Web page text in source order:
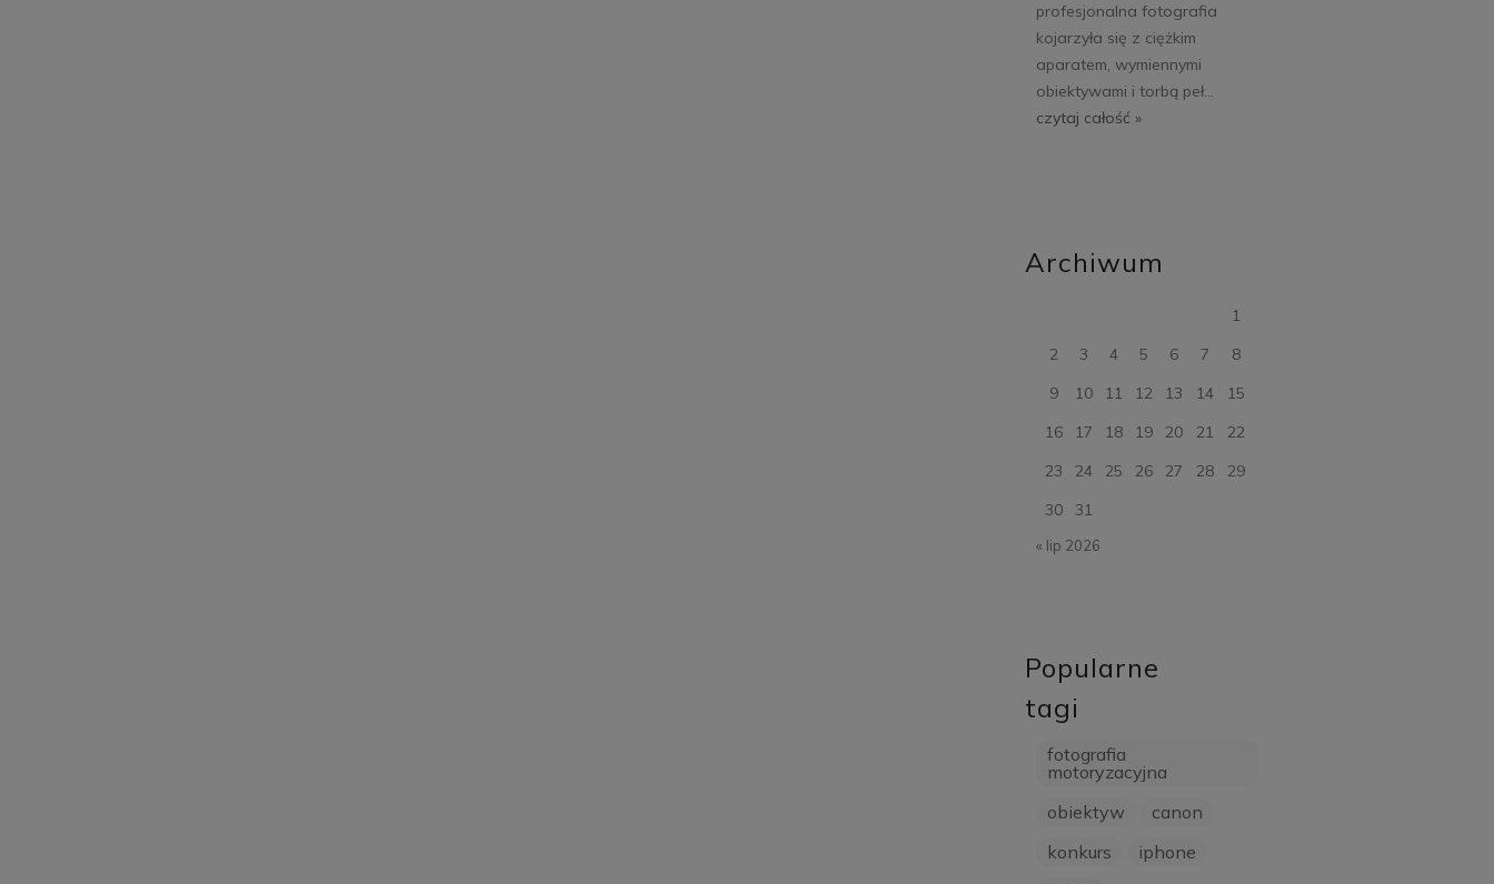
profesjonalna fotografia
kojarzyła się z ciężkim
aparatem, wymiennymi
obiektywami i torbą peł...
czytaj całość »
Archiwum
1
2
3 4 5 6 7
8
9
10 11 12 13 14
15
16
17 18 19 20 21
22
23
24 25 26 27 28
29
30
31
« lip 2026
Popularne
tagi
fotografia
motoryzacyjna
obiektyw
canon
konkurs
iphone